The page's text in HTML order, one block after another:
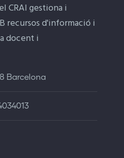
CRAI gestiona i
recursos d'informació i
docent i
Barcelona